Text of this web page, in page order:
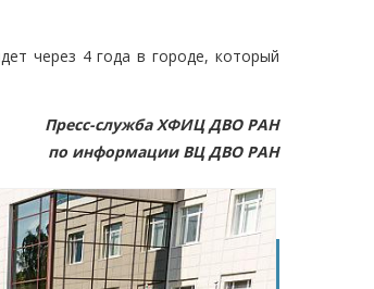
через 4 года в городе, который
Пресс-служба ХФИЦ ДВО РАН
по информации ВЦ ДВО РАН